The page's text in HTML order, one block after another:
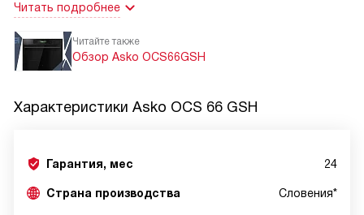
Читать подробнее
Читайте также
Обзор Asko OCS66GSH
Характеристики Asko OCS 66 GSH
Гарантия, мес 24
Страна производства Словения*